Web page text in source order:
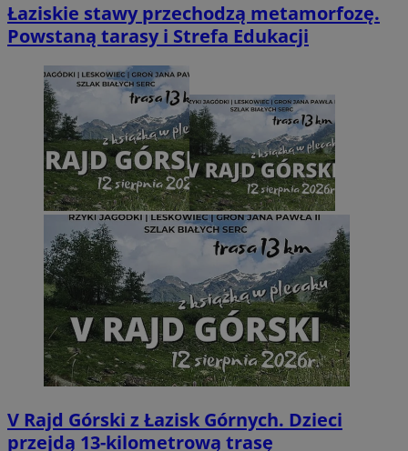
Łaziskie stawy przechodzą metamorfozę.
Powstaną tarasy i Strefa Edukacji
V Rajd Górski z Łazisk Górnych. Dzieci
przejdą 13-kilometrową trasę